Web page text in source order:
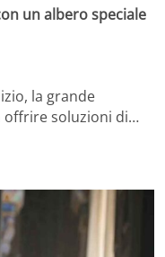
un albero speciale
la grande
offrire soluzioni di…